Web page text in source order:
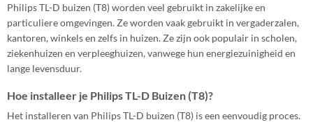
Philips TL-D buizen (T8) worden veel gebruikt in zakelijke en
particuliere omgevingen. Ze worden vaak gebruikt in vergaderzalen,
kantoren, winkels en zelfs in huizen. Ze zijn ook populair in scholen,
ziekenhuizen en verpleeghuizen, vanwege hun energiezuinigheid en
lange levensduur.
Hoe installeer je Philips TL-D Buizen (T8)?
Het installeren van Philips TL-D buizen (T8) is een eenvoudig proces.